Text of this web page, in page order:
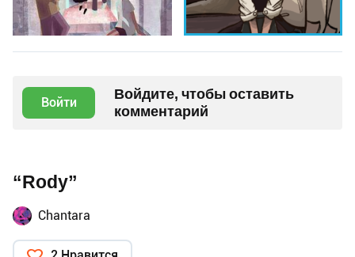
Войти
Войдите, чтобы оставить
комментарий
“Rody”
Chantara